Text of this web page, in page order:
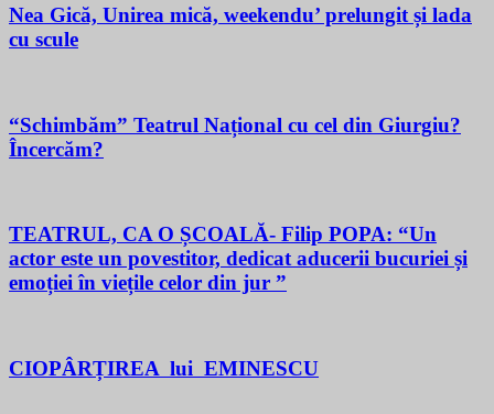
Nea Gică, Unirea mică, weekendu’ prelungit și lada
cu scule
“Schimbăm” Teatrul Național cu cel din Giurgiu?
Încercăm?
TEATRUL, CA O ȘCOALĂ- Filip POPA: “Un
actor este un povestitor, dedicat aducerii bucuriei și
emoției în viețile celor din jur ”
CIOPÂRȚIREA lui EMINESCU